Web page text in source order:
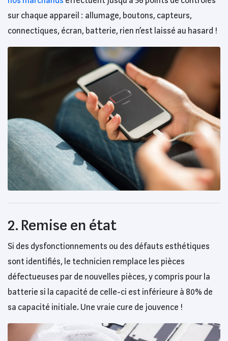
sur chaque appareil : allumage, boutons, capteurs,
connectiques, écran, batterie, rien n’est laissé au hasard !
2. Remise en état
Si des dysfonctionnements ou des défauts esthétiques
sont identifiés, le technicien remplace les pièces
défectueuses par de nouvelles pièces, y compris pour la
batterie si la capacité de celle-ci est inférieure à 80% de
sa capacité initiale. Une vraie cure de jouvence !